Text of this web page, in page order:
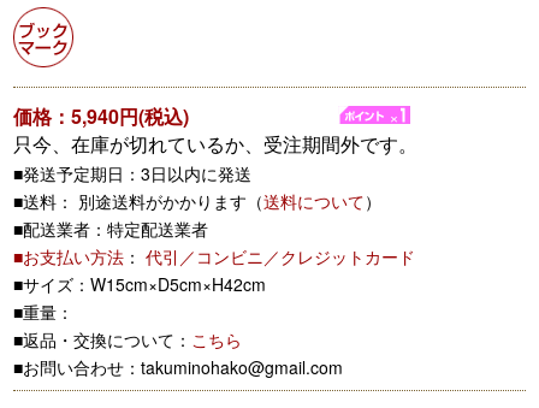
価格：5,940円(税込)
只今、在庫が切れているか、受注期間外です。
■発送予定期日：3日以内に発送
■送料： 別途送料がかかります（送料について）
■配送業者：特定配送業者
■お支払い方法 ：代引／コンビニ／クレジットカード
■サイズ：W15cm×D5cm×H42cm
■重量：
■返品・交換について： こちら
■お問い合わせ：takuminohako@gmail.com